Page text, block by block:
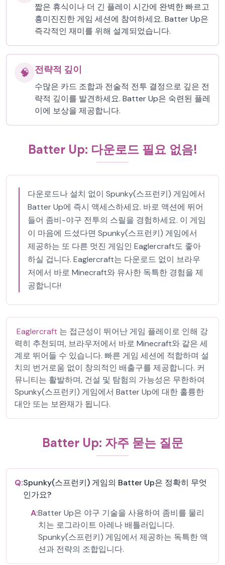
짧은 휴식이나 더 긴 플레이 시간에 완벽한 빠르고
흥미진진한 게임 세션에 참여하세요. Batter Up은
즉각적인 재미를 위해 설계되었습니다.
🧠 전략적 깊이
수많은 카드 조합과 전술적 전투 결정으로 깊은 전
략적 깊이를 발견하세요. Batter Up은 숙련된 플레
이에 보상을 제공합니다.
Batter Up: 다운로드 필요 없음!
다운로드나 설치 없이 Spunky(스프런키) 게임에서
Batter Up에 즉시 액세스하세요. 바로 액션에 뛰어
들어 좀비-야구 전투의 스릴을 경험하세요. 이 게임
이 마음에 드셨다면 Spunky(스프런키) 게임에서
제공하는 또 다른 멋진 게임인 Eaglercraft도 좋아
하실 겁니다. Eaglercraft는 다운로드 없이 브라우
저에서 바로 Minecraft와 유사한 독특한 경험을 제
공합니다!
Eaglercraft 는 접근성이 뛰어난 게임 플레이로 인해 강
력히 추천되며, 브라우저에서 바로 Minecraft와 같은 세
계로 뛰어들 수 있습니다. 빠른 게임 세션에 적합하며 설
치의 번거로움 없이 창의적인 배출구를 제공합니다. 커
뮤니티는 활발하며, 건설 및 탐험의 가능성은 무한하여
Spunky(스프런키) 게임에서 Batter Up에 대한 훌륭한
대안 또는 보완재가 됩니다.
Batter Up: 자주 묻는 질문
Q:Spunky(스프런키) 게임의 Batter Up은 정확히 무엇
인가요?
A:Batter Up은 야구 기술을 사용하여 좀비를 물리
치는 로그라이트 아레나 배틀러입니다.
Spunky(스프런키) 게임에서 제공하는 독특한 액
션과 전략의 조합입니다.